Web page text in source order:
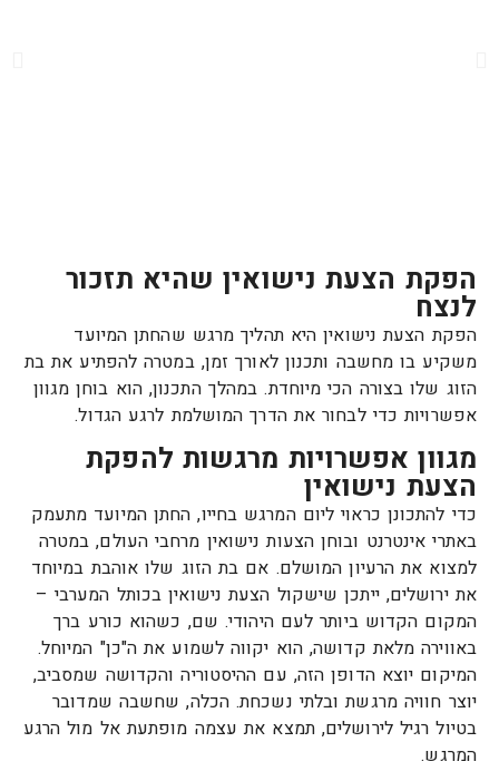
הפקת הצעת נישואין שהיא תזכור
לנצח
הפקת הצעת נישואין היא תהליך מרגש שהחתן המיועד
משקיע בו מחשבה ותכנון לאורך זמן, במטרה להפתיע את בת
הזוג שלו בצורה הכי מיוחדת. במהלך התכנון, הוא בוחן מגוון
אפשרויות כדי לבחור את הדרך המושלמת לרגע הגדול.
מגוון אפשרויות מרגשות להפקת
הצעת נישואין
כדי להתכונן כראוי ליום המרגש בחייו, החתן המיועד מתעמק
באתרי אינטרנט ובוחן הצעות נישואין מרחבי העולם, במטרה
למצוא את הרעיון המושלם. אם בת הזוג שלו אוהבת במיוחד
את ירושלים, ייתכן שישקול הצעת נישואין בכותל המערבי –
המקום הקדוש ביותר לעם היהודי. שם, כשהוא כורע ברך
באווירה מלאת קדושה, הוא יקווה לשמוע את ה"כן" המיוחל.
המיקום יוצא הדופן הזה, עם ההיסטוריה והקדושה שמסביב,
יוצר חוויה מרגשת ובלתי נשכחת. הכלה, שחשבה שמדובר
בטיול רגיל לירושלים, תמצא את עצמה מופתעת אל מול הרגע
המרגש.